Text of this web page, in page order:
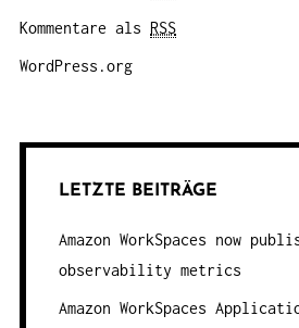
Kommentare als RSS
WordPress.org
LETZTE BEITRÄGE
Amazon WorkSpaces now
observability metrics
Amazon WorkSpaces